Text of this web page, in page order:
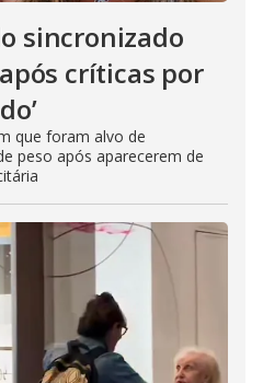
sincronizado
críticas por
que foram alvo de
peso após aparecerem de